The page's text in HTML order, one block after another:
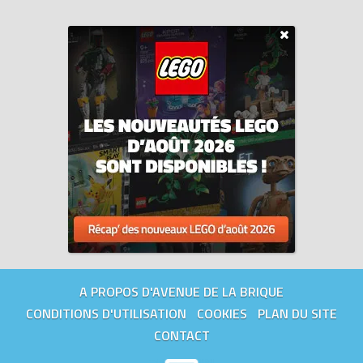
A PROPOS D'AVENUE DE LA BRIQUE
CONDITIONS D'UTILISATION
COOKIES
PLAN DU SITE
CONTACT